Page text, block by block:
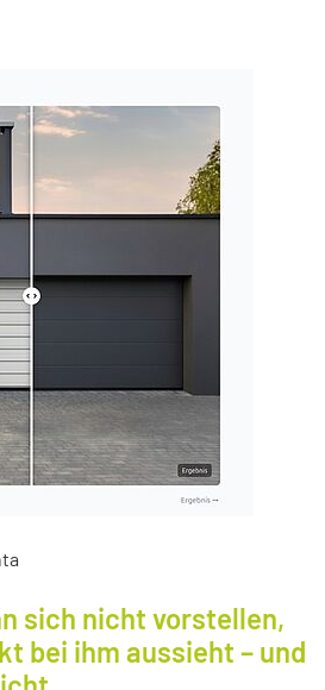
sich nicht vorstellen,
bei ihm aussieht – und